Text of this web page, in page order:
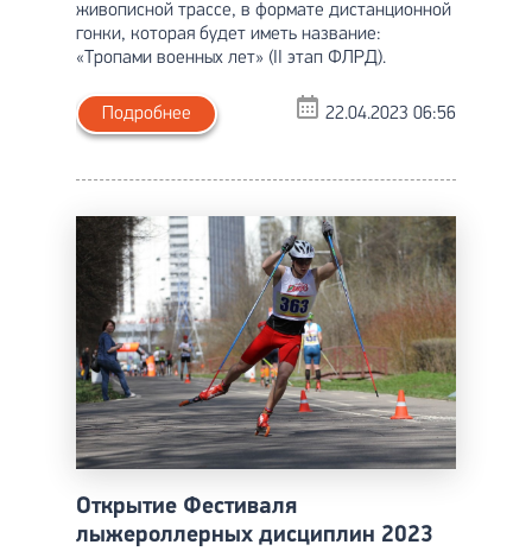
живописной трассе, в формате дистанционной
гонки, которая будет иметь название:
«Тропами военных лет» (II этап ФЛРД).
Подробнее 22.04.2023 06:56
Открытие Фестиваля
лыжероллерных дисциплин 2023